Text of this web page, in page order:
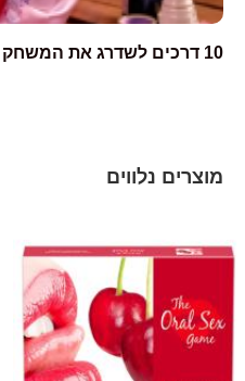
10 דרכים לשדרג את המשחק המקדים (שגם הגבר יהנה)
מוצרים נלווים